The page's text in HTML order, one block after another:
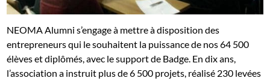
NEOMA Alumni s’engage à mettre à disposition des
entrepreneurs qui le souhaitent la puissance de nos 64 500
élèves et diplômés, avec le support de Badge. En dix ans,
l’association a instruit plus de 6 500 projets, réalisé 230 levées